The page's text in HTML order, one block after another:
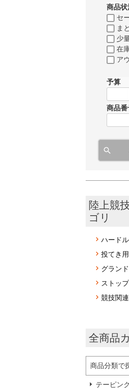
商品状
セ
ま
少
在
ア
予算
商品番
陸上競
ゴリ
ハード
投てき
グラン
ストッ
競技関
全商品
商品分類で
テーピン